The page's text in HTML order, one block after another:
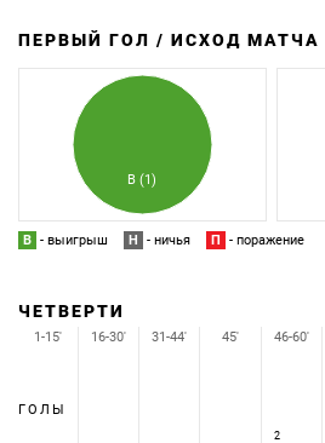
ПЕРВЫЙ ГОЛ / ИСХОД МАТЧА
В (1)
В - выигрыш Н - ничья П - поражение
ЧЕТВЕРТИ
ГОЛЫ
2
1-15' 16-30' 31-44' 45' 46-60'